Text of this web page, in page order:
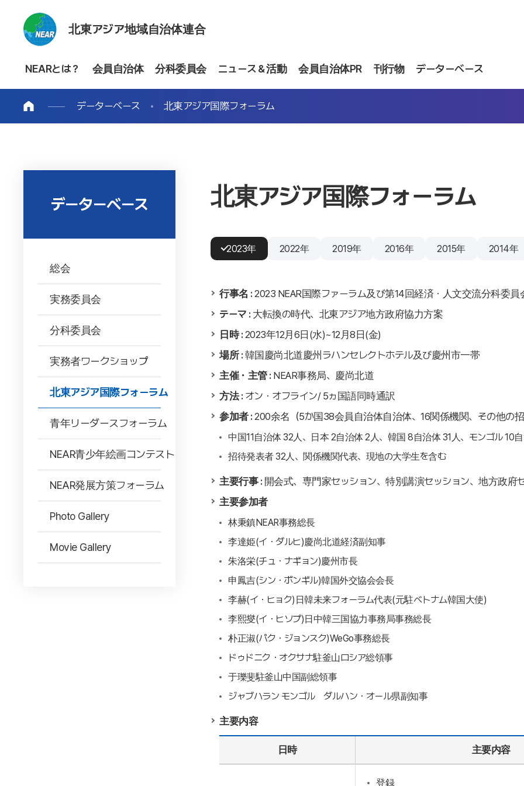
北東アジア地域自治体連合
NEARとは？ 会員自治体 分科委員会 ニュース＆活動 会員自治体PR 刊行物 データーベース
データーベース 北東アジア国際フォーラム
データーベース
総会
実務委員会
分科委員会
実務者ワークショップ
北東アジア国際フォーラム
青年リーダースフォーラム
NEAR青少年絵画コンテスト
NEAR発展方策フォーラム
Photo Gallery
Movie Gallery
北東アジア国際フォーラム
2023年 2022年 2019年 2016年 2015年 2014年
行事名 : 2023 NEAR国際ファーラム及び第14回経済・人文交流分科委員
テーマ : 大転換の時代、北東アジア地方政府協力方案
日時 : 2023年12月6日(水)~12月8日(金)
場所 : 韓国慶尚北道慶州ラハンセレクトホテル及び慶州市一帯
主催・主管 : NEAR事務局、慶尚北道
方法 : オン・オフライン/ 5ヵ国語同時通訳
参加者 : 200余名（5か国38会員自治体自治体、16関係機関、その他の
中国11自治体 32人、日本 2自治体 2人、韓国 8自治体 31人、モンゴル 10
招待発表者 32人、関係機関代表、現地の大学生を含む
主要行事 : 開会式、専門家セッション、特別講演セッション、地方政府
主要参加者
林秉鎮NEAR事務総長
李達姫(イ・ダルヒ)慶尚北道経済副知事
朱洛栄(チュ・ナギョン)慶州市長
申鳳吉(シン・ボンギル)韓国外交協会会長
李赫(イ・ヒョク)日韓未来フォーラム代表(元駐ベトナム韓国大使)
李熙燮(イ・ヒソプ)日中韓三国協力事務局事務総長
朴正淑(パク・ジョンスク)WeGo事務総長
ドゥドニク・オクサナ駐釜山ロシア総領事
于瓅斐駐釜山中国副総領事
ジャブハラン モンゴル ダルハン・オール県副知事
主要内容
日時 主要内容
登録